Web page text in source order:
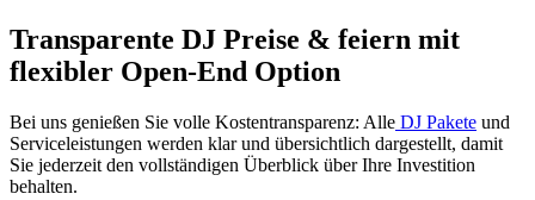
Transparente DJ Preise & feiern mit
flexibler Open-End Option
Bei uns genießen Sie volle Kostentransparenz: Alle DJ Pakete und
Serviceleistungen werden klar und übersichtlich dargestellt, damit
Sie jederzeit den vollständigen Überblick über Ihre Investition
behalten.